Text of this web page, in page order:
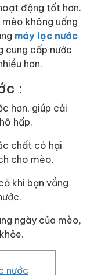
động tốt hơn.
không uống
máy lọc nước
cung cấp nước
hơn.
:
hơn, giúp cải
hấp.
chất có hại
cho mèo.
khi bạn vắng
ngày của mèo,
nước